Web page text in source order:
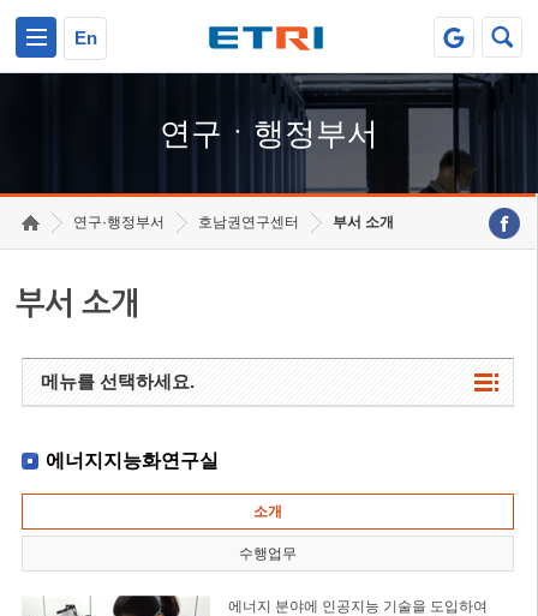
En
연구ㆍ행정부서
연구·행정부서 호남권연구센터 부서 소개
부서 소개
메뉴를 선택하세요.
에너지지능화연구실
소개
수행업무
에너지 분야에 인공지능 기술을 도입하여